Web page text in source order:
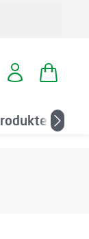
0 Produkte